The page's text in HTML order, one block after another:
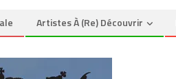
Artistes À (re) Découvrir